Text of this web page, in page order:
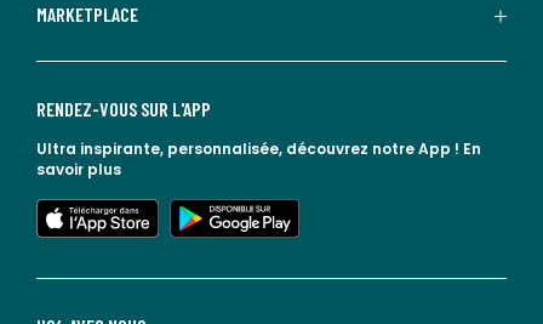
MARKETPLACE
RENDEZ-VOUS SUR L'APP
Ultra inspirante, personnalisée, découvrez notre App ! En
savoir plus
lien vers l'app store
lien vers google play